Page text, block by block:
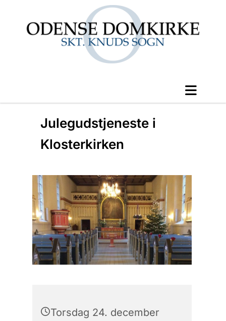
Julegudstjeneste i
Klosterkirken
Torsdag 24. december